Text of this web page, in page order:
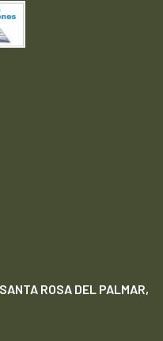
ROSA DEL PALMAR,